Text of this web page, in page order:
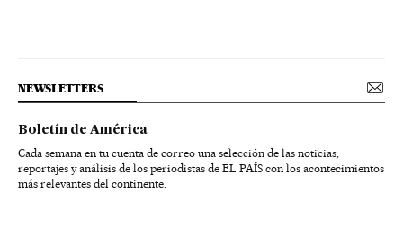
NEWSLETTERS
Boletín de América
Cada semana en tu cuenta de correo una selección de las noticias,
reportajes y análisis de los periodistas de EL PAÍS con los acontecimientos
más relevantes del continente.